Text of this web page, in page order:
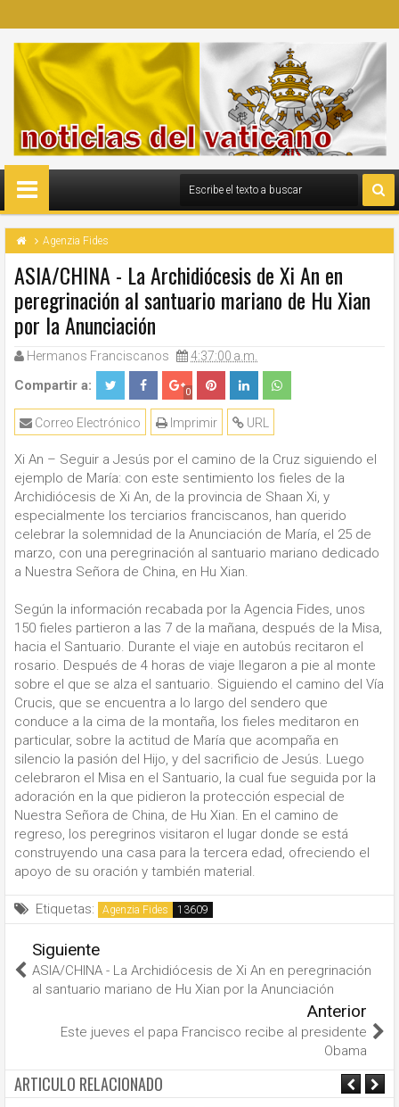
Agenzia Fides
ASIA/CHINA - La Archidiócesis de Xi An en
peregrinación al santuario mariano de Hu Xian
por la Anunciación
Hermanos Franciscanos 4:37:00 a.m.
Compartir a: 0
URL
Imprimir
Correo Electrónico
Xi An – Seguir a Jesús por el camino de la Cruz siguiendo el
ejemplo de María: con este sentimiento los fieles de la
Archidiócesis de Xi An, de la provincia de Shaan Xi, y
especialmente los terciarios franciscanos, han querido
celebrar la solemnidad de la Anunciación de María, el 25 de
marzo, con una peregrinación al santuario mariano dedicado
a Nuestra Señora de China, en Hu Xian.
Según la información recabada por la Agencia Fides, unos
150 fieles partieron a las 7 de la mañana, después de la Misa,
hacia el Santuario. Durante el viaje en autobús recitaron el
rosario. Después de 4 horas de viaje llegaron a pie al monte
sobre el que se alza el santuario. Siguiendo el camino del Vía
Crucis, que se encuentra a lo largo del sendero que
conduce a la cima de la montaña, los fieles meditaron en
particular, sobre la actitud de María que acompaña en
silencio la pasión del Hijo, y del sacrificio de Jesús. Luego
celebraron el Misa en el Santuario, la cual fue seguida por la
adoración en la que pidieron la protección especial de
Nuestra Señora de China, de Hu Xian. En el camino de
regreso, los peregrinos visitaron el lugar donde se está
construyendo una casa para la tercera edad, ofreciendo el
apoyo de su oración y también material.
Etiquetas: Agenzia Fides
Siguiente
ASIA/CHINA - La Archidiócesis de Xi An en peregrinación
al santuario mariano de Hu Xian por la Anunciación
Anterior
Este jueves el papa Francisco recibe al presidente
Obama
ARTICULO RELACIONADO